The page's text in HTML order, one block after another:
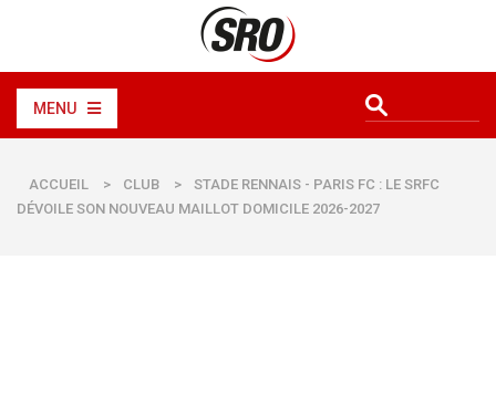
MENU
ACCUEIL > CLUB >
STADE RENNAIS - PARIS FC : LE SRFC
DÉVOILE SON NOUVEAU MAILLOT DOMICILE 2026-2027